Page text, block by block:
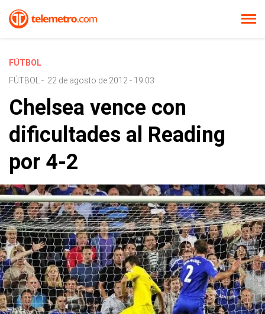
FÚTBOL
FÚTBOL
- 22 de agosto de 2012 - 19:03
Chelsea vence con
dificultades al Reading
por 4-2